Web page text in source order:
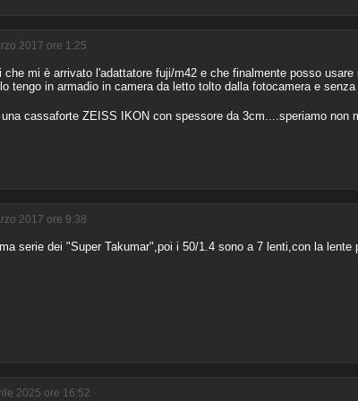
2017 ore 1:25
che mi è arrivato l'adattatore fuji/m42 e che finalmente posso
tengo in armadio in camera da letto tolto dalla fotocamera e senza
cassaforte ZEISS IKON con spessore da 3cm....speriamo non
2017 ore 9:38
serie dei "Super Takumar",poi i 50/1.4 sono a 7 lenti,con la lente
2025 ore 16:52